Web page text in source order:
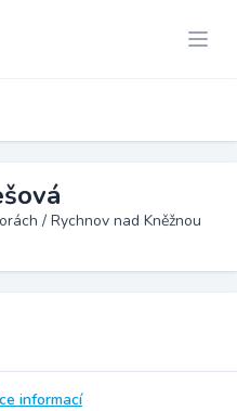
/ Rychnov nad Kněžnou
informací